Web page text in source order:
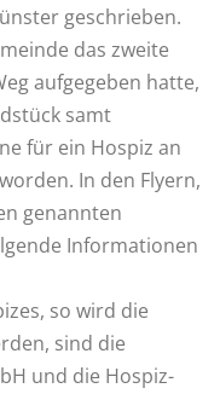
geschrieben.
das zweite
aufgegeben hatte,
samt
für ein Hospiz an
In den Flyern,
genannten
Informationen
so wird die
sind die
und die Hospiz-